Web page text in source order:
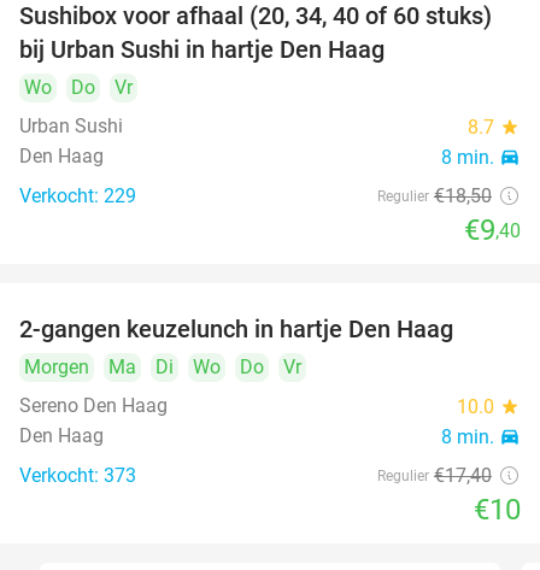
49%
Sushibox voor afhaal (20, 34, 40 of 60 stuks)
bij Urban Sushi in hartje Den Haag
Wo Do
Vr
Urban Sushi
8.7 star
Den Haag 8 min. directions_car
Verkocht: 229 Regulier €18,50
€9,40
2-gangen keuzelunch in hartje Den Haag
Morgen Ma Di Wo Do
Vr
Sereno Den Haag
10.0 star
Den Haag 8 min. directions_car
Verkocht: 373 Regulier €17,40
€10